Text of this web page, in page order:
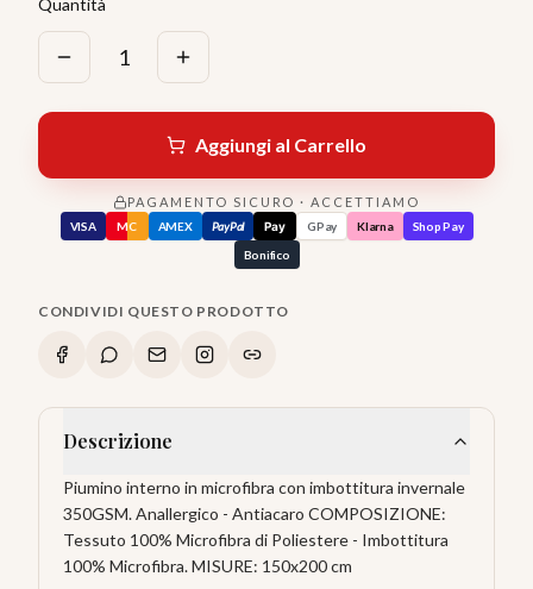
Quantità
1
Aggiungi al Carrello
PAGAMENTO SICURO · ACCETTIAMO
VISA MC AMEX PayPal Pay GPay Klarna
Shop Pay
Bonifico
CONDIVIDI QUESTO PRODOTTO
Descrizione
Piumino interno in microfibra con imbottitura invernale
350GSM. Anallergico - Antiacaro COMPOSIZIONE:
Tessuto 100% Microfibra di Poliestere - Imbottitura
100% Microfibra. MISURE: 150x200 cm